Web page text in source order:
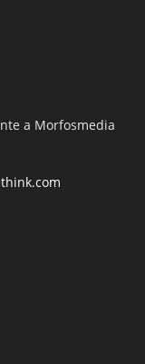
a Morfosmedia